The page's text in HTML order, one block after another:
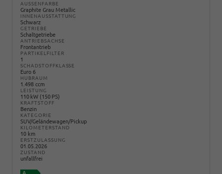
AUSSENFARBE
Graphite Grau Metallic
INNENAUSSTATTUNG
Schwarz
GETRIEBE
Schaltgetriebe
ANTRIEBSACHSE
Frontantrieb
PARTIKELFILTER
1
SCHADSTOFFKLASSE
Euro 6
HUBRAUM
1.498 ccm
LEISTUNG
110 kW (150 PS)
KRAFTSTOFF
Benzin
KATEGORIE
SUV/Geländewagen/Pickup
KILOMETERSTAND
10 km
ERSTZULASSUNG
01.05.2026
ZUSTAND
unfallfrei